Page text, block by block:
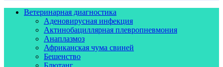
Ветеринарная диагностика
Аденовирусная инфекция
Актинобациллярная плевропневмония
Анаплазмоз
Африканская чума свиней
Бешенство
Блютанг